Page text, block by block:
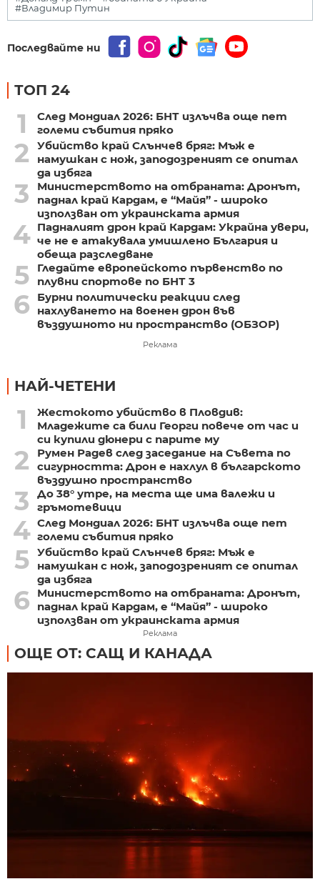
#Владимир Путин
Последвайте ни
ТОП 24
1
След Мондиал 2026: БНТ излъчва още пет
големи събития пряко
2
Убийство край Слънчев бряг: Мъж е
намушкан с нож, заподозреният се опитал
да избяга
3
Министерството на отбраната: Дронът,
паднал край Кардам, е “Майя” - широко
използван от украинската армия
4 Падналият дрон край Кардам: Украйна увери,
че не е атакувала умишлено България и
обеща разследване
5
Гледайте европейското първенство по
плувни спортове по БНТ 3
6
Бурни политически реакции след
нахлуването на военен дрон във
въздушното ни пространство (ОБЗОР)
Реклама
НАЙ-ЧЕТЕНИ
1
Жестокото убийство в Пловдив:
Младежите са били Георги повече от час и
си купили дюнери с парите му
2
Румен Радев след заседание на Съвета по
сигурността: Дрон е нахлул в българското
въздушно пространство
3
До 38° утре, на места ще има валежи и
гръмотевици
4 След Мондиал 2026: БНТ излъчва още пет
големи събития пряко
5 Убийство край Слънчев бряг: Мъж е
намушкан с нож, заподозреният се опитал
да избяга
6
Министерството на отбраната: Дронът,
паднал край Кардам, е “Майя” - широко
използван от украинската армия
Реклама
ОЩЕ ОТ: САЩ И КАНАДА